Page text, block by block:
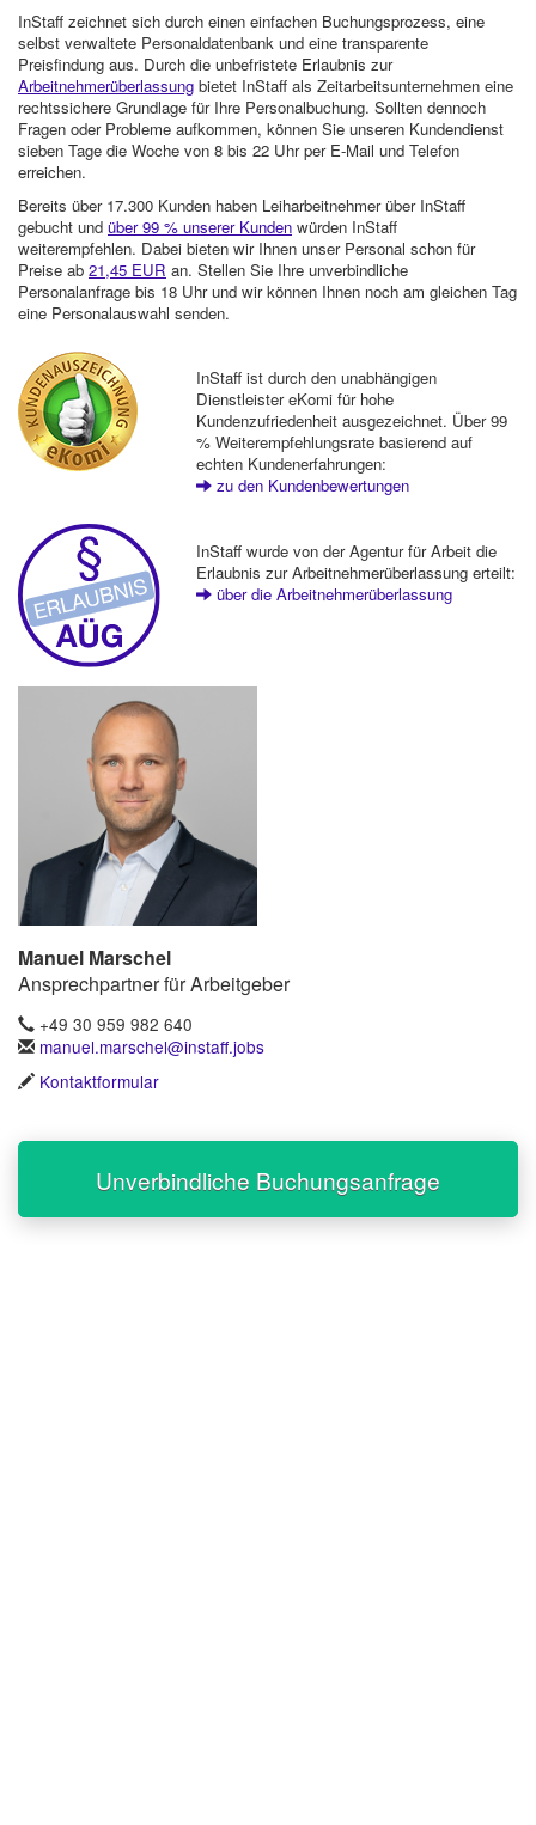
InStaff zeichnet sich durch einen einfachen Buchungsprozess, eine
selbst verwaltete Personaldatenbank und eine transparente
Preisfindung aus. Durch die unbefristete Erlaubnis zur
Arbeitnehmerüberlassung bietet InStaff als Zeitarbeitsunternehmen eine
rechtssichere Grundlage für Ihre Personalbuchung. Sollten dennoch
Fragen oder Probleme aufkommen, können Sie unseren Kundendienst
sieben Tage die Woche von 8 bis 22 Uhr per E-Mail und Telefon
erreichen.
Bereits über 17.300 Kunden haben Leiharbeitnehmer über InStaff
gebucht und über 99 % unserer Kunden würden InStaff
weiterempfehlen. Dabei bieten wir Ihnen unser Personal schon für
Preise ab 21,45 EUR an. Stellen Sie Ihre unverbindliche
Personalanfrage bis 18 Uhr und wir können Ihnen noch am gleichen Tag
eine Personalauswahl senden.
InStaff ist durch den unabhängigen
Dienstleister eKomi für hohe
Kundenzufriedenheit ausgezeichnet. Über 99
% Weiterempfehlungsrate basierend auf
echten Kundenerfahrungen:
zu den Kundenbewertungen
InStaff wurde von der Agentur für Arbeit die
Erlaubnis zur Arbeitnehmerüberlassung erteilt:
über die Arbeitnehmerüberlassung
Manuel Marschel
Ansprechpartner für Arbeitgeber
+49 30 959 982 640
manuel.marschel@instaff.jobs
Kontaktformular
Unverbindliche Buchungsanfrage